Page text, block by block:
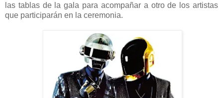
las tablas de la gala para acompañar a otro de los artistas
que participarán en la ceremonia.